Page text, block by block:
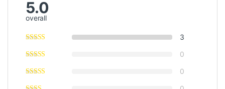
5.0
overall
3
0
0